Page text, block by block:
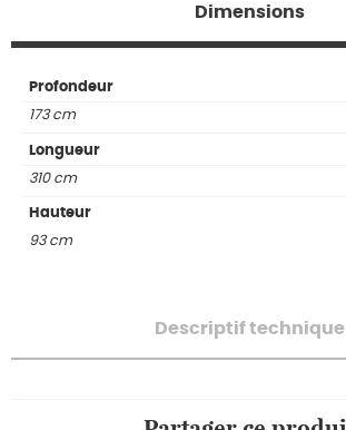
Dimensions
Descriptif technique
Profondeur
173 cm
Longueur
310 cm
Hauteur
93 cm